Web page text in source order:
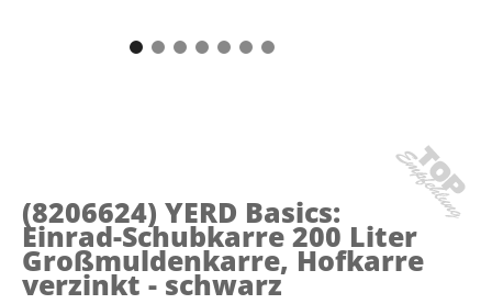
(8206624) YERD Basics:
Einrad-Schubkarre 200 Liter
Großmuldenkarre, Hofkarre
verzinkt - schwarz